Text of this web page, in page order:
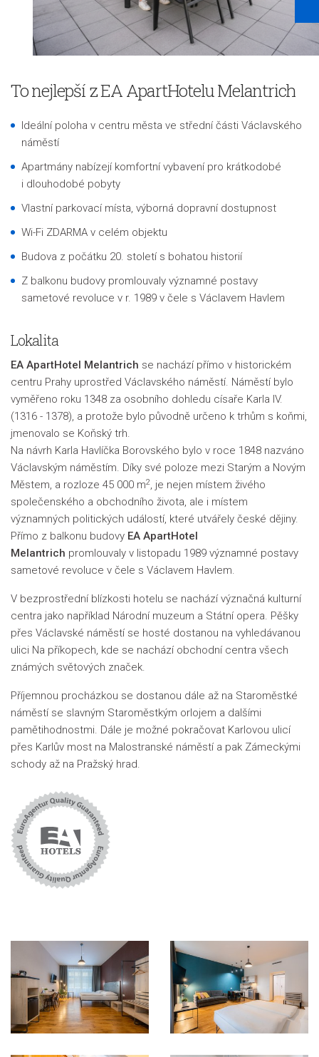
To nejlepší z EA ApartHotelu Melantrich
Ideální poloha v centru města ve střední části Václavského
náměstí
Apartmány nabízejí komfortní vybavení pro krátkodobé
i dlouhodobé pobyty
Vlastní parkovací místa, výborná dopravní dostupnost
Wi-Fi ZDARMA v celém objektu
Budova z počátku 20. století s bohatou historií
Z balkonu budovy promlouvaly významné postavy
sametové revoluce v r. 1989 v čele s Václavem Havlem
Lokalita
EA ApartHotel Melantrich se nachází přímo v historickém
centru Prahy uprostřed Václavského náměstí. Náměstí bylo
vyměřeno roku 1348 za osobního dohledu císaře Karla IV.
(1316 - 1378), a protože bylo původně určeno k trhům s koňmi,
jmenovalo se Koňský trh.
Na návrh Karla Havlíčka Borovského bylo v roce 1848 nazváno
Václavským náměstím. Díky své poloze mezi Starým a Novým
Městem, a rozloze 45 000 m2, je nejen místem živého
společenského a obchodního života, ale i místem
významných politických událostí, které utvářely české dějiny.
Přímo z balkonu budovy EA ApartHotel
Melantrich promlouvaly v listopadu 1989 významné postavy
sametové revoluce v čele s Václavem Havlem.
V bezprostřední blízkosti hotelu se nachází význačná kulturní
centra jako například Národní muzeum a Státní opera. Pěšky
přes Václavské náměstí se hosté dostanou na vyhledávanou
ulici Na příkopech, kde se nachází obchodní centra všech
známých světových značek.
Příjemnou procházkou se dostanou dále až na Staroměstké
náměstí se slavným Staroměstkým orlojem a dalšími
pamětihodnostmi. Dále je možné pokračovat Karlovou ulicí
přes Karlův most na Malostranské náměstí a pak Zámeckými
schody až na Pražský hrad.